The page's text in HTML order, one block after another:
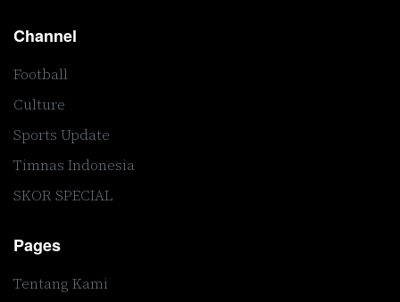
Channel
Football
Culture
Sports Update
Timnas Indonesia
SKOR SPECIAL
Pages
Tentang Kami